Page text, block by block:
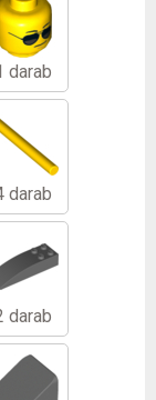
darab
darab
darab